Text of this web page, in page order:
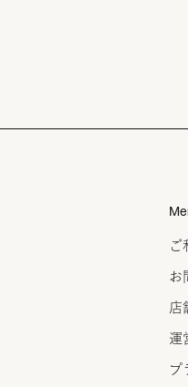
ご
お
店
運
プ